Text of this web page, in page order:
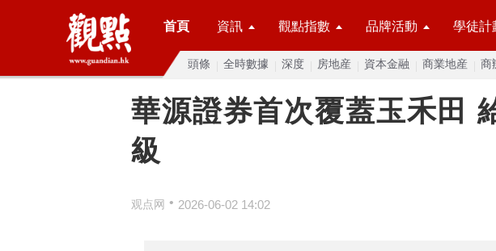
首頁 資訊 觀點指數 品牌活動 學徒計
頭條 全時數據 深度 房地産 資本金融 商業地産 商
華源證券首次覆蓋玉禾田
級
观点网 • 2026-06-02 14:02